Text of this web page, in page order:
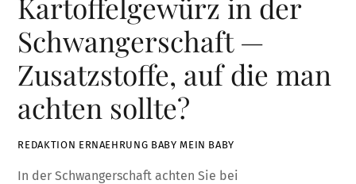
Kartoffelgewürz in der
Schwangerschaft —
Zusatzstoffe, auf die man
achten sollte?
REDAKTION ERNAEHRUNG BABY MEIN BABY
In der Schwangerschaft achten Sie bei